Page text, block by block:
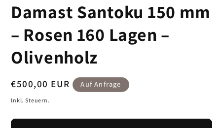
in
Modal
Damast Santoku 150 mm
– Rosen 160 Lagen –
Olivenholz
Normaler
Preis
€500,00 EUR Auf Anfrage
Inkl. Steuern.